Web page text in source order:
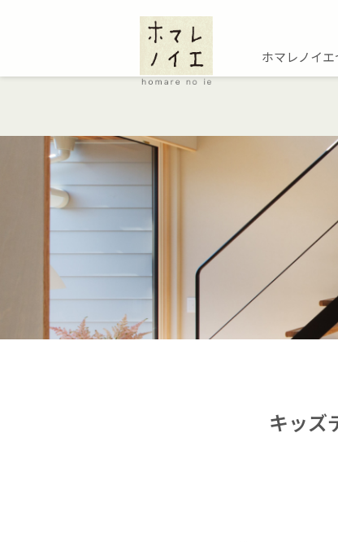
ホマレノイエ
キッズ